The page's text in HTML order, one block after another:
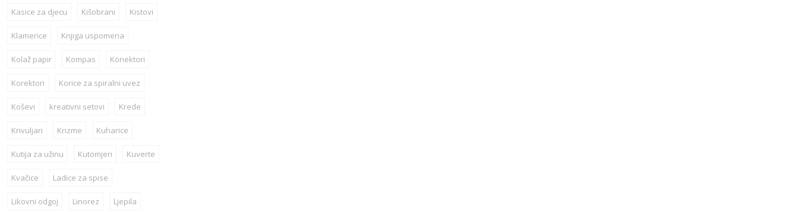
Kasice za djecu Kišobrani Kistovi
Klamerice Knjiga uspomena
Kolaž papir Kompas Konektori
Korektori Korice za spiralni uvez
Koševi kreativni setovi Krede
Krivuljari Krizme Kuharice
Kutija za užinu Kutomjeri Kuverte
Kvačice Ladice za spise
Likovni odgoj Linorez Ljepila